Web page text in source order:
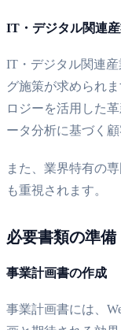
IT・デジタル関連
IT・デジタル関連
グ施策が求められ
ロジーを活用した
ータ分析に基づく
また、業界特有の
も重視されます。
必要書類の準備
事業計画書の作成
事業計画書には、